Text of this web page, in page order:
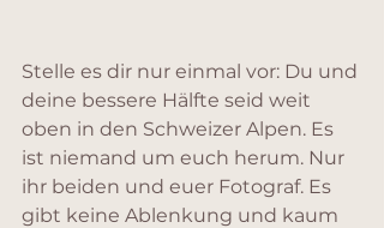
Stelle es dir nur einmal vor: Du und
deine bessere Hälfte seid weit
oben in den Schweizer Alpen. Es
ist niemand um euch herum. Nur
ihr beiden und euer Fotograf. Es
gibt keine Ablenkung und kaum